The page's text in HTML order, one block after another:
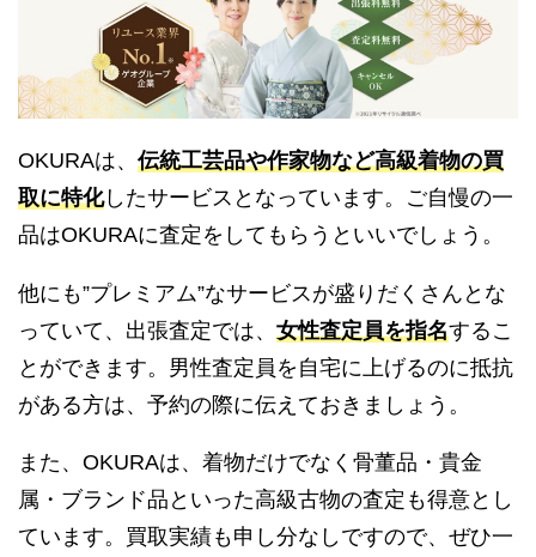
OKURAは、 伝統工芸品や作家物など高級着物の買
取に特化したサービスとなっています。ご自慢の一
品はOKURAに査定をしてもらうといいでしょう。
他にも”プレミアム”なサービスが盛りだくさんとな
っていて、出張査定では、 女性査定員を指名するこ
とができます。男性査定員を自宅に上げるのに抵抗
がある方は、予約の際に伝えておきましょう。
また、OKURAは、着物だけでなく骨董品・貴金
属・ブランド品といった高級古物の査定も得意とし
ています。買取実績も申し分なしですので、ぜひ一